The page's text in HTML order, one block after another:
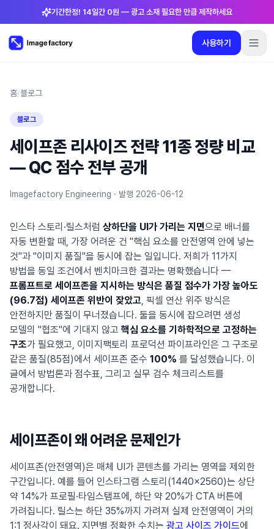
기간한정! 14일간 0원 — 광고 소재 필요한 만큼 제작하세요
사용하기 플러그인 🇰🇷 한국어
사용하기
플러그인
홈/블로그
블로그
세이프존 리사이즈 전략 11종 정량 비교
— QC 점수 전부 공개
Imagefactory Engineering · 발행 2026-06-12
인스타 스토리·릴스처럼 상하단을 UI가 가리는 지면으로 배너를
자동 변환할 때, 가장 어려운 건 "핵심 요소를 안전영역 안에 넣는
것"과 "이미지 품질"을 동시에 잡는 일입니다. 저희가 11가지
방법을 동일 조건에서 벤치마크한 결과는 명확했습니다 —
프롬프트로 세이프존을 지시하는 방식은 품질 점수가 가장 높아도
(96.7점) 세이프존 위반이 잦았고, 픽셀 연산 위주 방식은
안전하지만 품질이 무너졌습니다. 둘을 동시에 잡으려면 생성
모델의 "협조"에 기대지 않고 핵심 요소를 기하학적으로 고정하는
구조가 필요했고, 이미지팩토리 프로덕션 파이프라인은 그 구조로
같은 품질(85점)에서 세이프존 준수 100% 를 달성했습니다. 이
글에서 방법론과 점수표, 그리고 실무 검수 체크리스트를
공개합니다.
세이프존이 왜 어려운 문제인가
세이프존(안전영역)은 매체 UI가 콘텐츠를 가리는 영역을 제외한
구간입니다. 예를 들어 인스타그램 스토리(1440×2560)는 상단
약 14%가 프로필·타임스탬프에, 하단 약 20%가 CTA 버튼에
가려집니다. 릴스는 하단 35%까지 가려져 실제 안전영역이 거의
1:1 정사각이 돼요. 지면별 정확한 수치는 광고 사이즈 가이드에